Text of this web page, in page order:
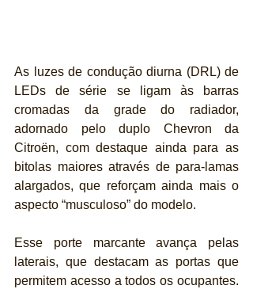
As luzes de condução diurna (DRL) de
LEDs de série se ligam às barras
cromadas da grade do radiador,
adornado pelo duplo Chevron da
Citroën, com destaque ainda para as
bitolas maiores através de para-lamas
alargados, que reforçam ainda mais o
aspecto “musculoso” do modelo.
Esse porte marcante avança pelas
laterais, que destacam as portas que
permitem acesso a todos os ocupantes.